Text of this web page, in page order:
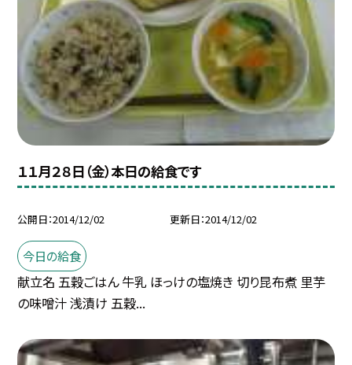
１１月２８日（金）本日の給食です
公開日 2014/12/02 更新日 2014/12/02
今日の給食
献立名 五穀ごはん 牛乳 ほっけの塩焼き 切り昆布煮 里芋
の味噌汁 浅漬け 五穀...